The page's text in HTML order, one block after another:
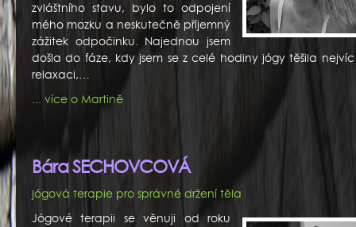
zvláštního stavu, bylo to odpojení
mého mozku a neskutečně příjemný
zážitek odpočinku. Najednou jsem
došla do fáze, kdy jsem se z celé hodiny jógy těšila
relaxaci,…
... více o Martině
Bára SECHOVCOVÁ
jógová terapie pro správné držení těla
Jógové terapii se věnuji od roku